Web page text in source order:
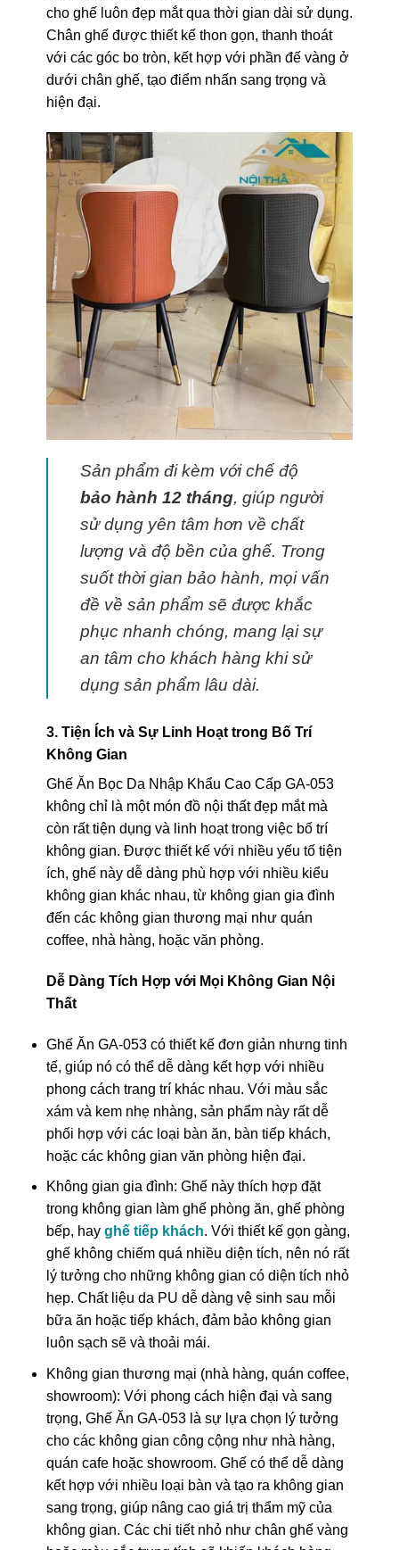
cho ghế luôn đẹp mắt qua thời gian dài sử dụng.
Chân ghế được thiết kế thon gọn, thanh thoát
với các góc bo tròn, kết hợp với phần đế vàng ở
dưới chân ghế, tạo điểm nhấn sang trọng và
hiện đại.
Sản phẩm đi kèm với chế độ
bảo hành 12 tháng, giúp người
sử dụng yên tâm hơn về chất
lượng và độ bền của ghế. Trong
suốt thời gian bảo hành, mọi vấn
đề về sản phẩm sẽ được khắc
phục nhanh chóng, mang lại sự
an tâm cho khách hàng khi sử
dụng sản phẩm lâu dài.
3. Tiện Ích và Sự Linh Hoạt trong Bố Trí
Không Gian
Ghế Ăn Bọc Da Nhập Khẩu Cao Cấp GA-053
không chỉ là một món đồ nội thất đẹp mắt mà
còn rất tiện dụng và linh hoạt trong việc bố trí
không gian. Được thiết kế với nhiều yếu tố tiện
ích, ghế này dễ dàng phù hợp với nhiều kiểu
không gian khác nhau, từ không gian gia đình
đến các không gian thương mại như quán
coffee, nhà hàng, hoặc văn phòng.
Dễ Dàng Tích Hợp với Mọi Không Gian Nội
Thất
Ghế Ăn GA-053 có thiết kế đơn giản nhưng tinh
tế, giúp nó có thể dễ dàng kết hợp với nhiều
phong cách trang trí khác nhau. Với màu sắc
xám và kem nhẹ nhàng, sản phẩm này rất dễ
phối hợp với các loại bàn ăn, bàn tiếp khách,
hoặc các không gian văn phòng hiện đại.
Không gian gia đình: Ghế này thích hợp đặt
trong không gian làm ghế phòng ăn, ghế phòng
bếp, hay ghế tiếp khách. Với thiết kế gọn gàng,
ghế không chiếm quá nhiều diện tích, nên nó rất
lý tưởng cho những không gian có diện tích nhỏ
hẹp. Chất liệu da PU dễ dàng vệ sinh sau mỗi
bữa ăn hoặc tiếp khách, đảm bảo không gian
luôn sạch sẽ và thoải mái.
Không gian thương mại (nhà hàng, quán coffee,
showroom): Với phong cách hiện đại và sang
trọng, Ghế Ăn GA-053 là sự lựa chọn lý tưởng
cho các không gian công cộng như nhà hàng,
quán cafe hoặc showroom. Ghế có thể dễ dàng
kết hợp với nhiều loại bàn và tạo ra không gian
sang trọng, giúp nâng cao giá trị thẩm mỹ của
không gian. Các chi tiết nhỏ như chân ghế vàng